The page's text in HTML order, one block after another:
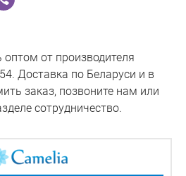
оптом от производителя
Доставка по Беларуси и в
заказ, позвоните нам или
сотрудничество.